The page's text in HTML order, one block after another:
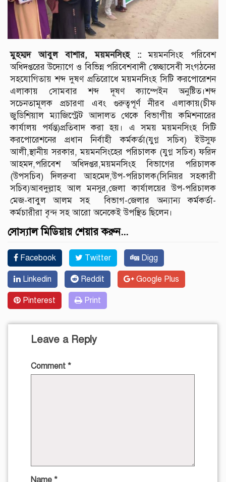
মুহম্মদ আবুল বাশার, ময়মনসিংহ ::ময়মনসিংহ পরিবেশ
অধিদপ্তরের উদ্যোগে ও বিভিন্ন পরিবেশবাদী স্বেচ্ছাসেবী সংগঠনের
সহযোগিতায় শব্দ দুষণ প্রতিরোধে ময়মনসিংহ সিটি করপোরেশন
এলাকায় সোমবার শব্দ দূষণ ক্যাম্পেইন অনুষ্টিত।শব্দ
সচেনতামূলক প্রচারণা এবং গুরুত্বপূর্ণ নীরব এলাকায়(চীফ
জুডিশিয়াল ম্যাজিস্ট্রেট আদালত থেকে বিভাগীয় কমিশনারের
কার্যালয় পর্যন্ত)প্রতিবাদ করা হয়। এ সময় ময়মনসিংহ সিটি
করপোরেশনের প্রধান নির্বাহী কর্মকর্তা(যুগ্ন সচিব) ইউসুফ
আলী,স্থানীয় সরকার, ময়মনসিংহের পরিচালক (যুগ্ন সচিব) ফরিদ
আহমদ,পরিবেশ অধিদপ্তর,ময়মনসিংহ বিভাগের পরিচালক
(উপসচিব) দিলরুবা আহমেদ,উপ-পরিচালক(সিনিয়র সহকারী
সচিব)আবদুল্লাহ আল মনসুর,জেলা কার্যালয়ের উপ-পরিচালক
মেজ-বাবুল আলম সহ বিভাগ-জেলার অন্যান্য কর্মকর্তা-
কর্মচারীরা বৃন্দ সহ আরো অনেকেই উপস্থিত ছিলেন।
সোস্যাল মিডিয়ায় শেয়ার করুন...
Facebook Twitter Digg
Linkedin Reddit Google Plus
Pinterest Print
Leave a Reply
Comment *